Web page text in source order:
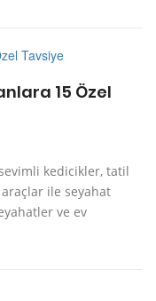
15 Özel
kedicikler, tatil
ile seyahat
ve ev